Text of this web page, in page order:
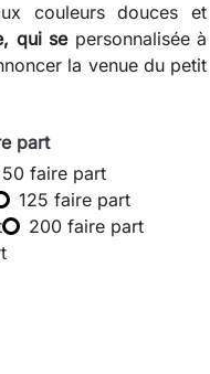
couleurs douces et
qui se personnalisée à
la venue du petit
part
50 faire part
125 faire part
200 faire part